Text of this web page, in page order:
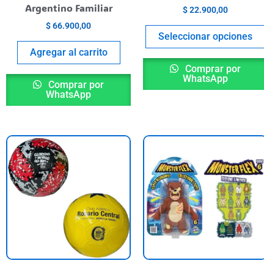
Argentino Familiar
$66.900,00
Agregar al carrito
Comprar por
WhatsApp
$22.900,00
Seleccionar opciones
Comprar por
WhatsApp
Este
producto
varias
variantes.
Las
opciones
se